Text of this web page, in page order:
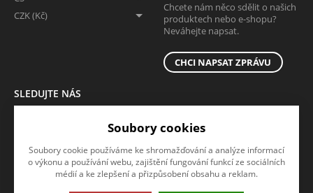
CZK (Kč)
Chcete nám něco sdělit o našich
produktech nebo e-shopu?
Neváhejte napsat.
CHCI NAPSAT ZPRÁVU
SLEDUJTE NÁS
Soubory cookies
Soubory cookie používáme ke shromažďování a analýze informací
o výkonu a používání webu, zajištění fungování funkcí ze sociálních
médií a ke zlepšení a přizpůsobení obsahu a reklam.